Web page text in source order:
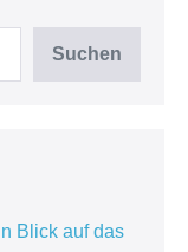
Suchen
Blick auf das